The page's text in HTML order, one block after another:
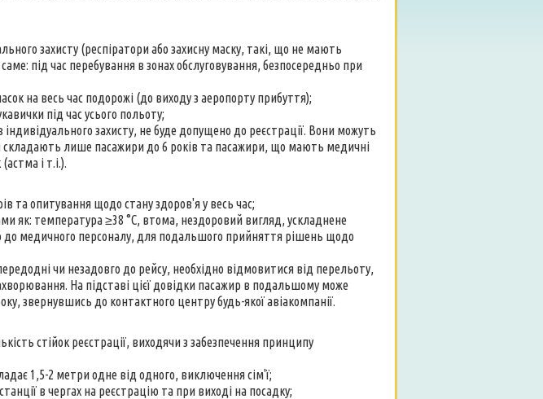
захисту (респіратори або захисну маску, такі, що не мають
під час перебування в зонах обслуговування, безпосередньо при
на весь час подорожі (до виходу з аеропорту прибуття);
під час усього польоту;
захисту, не буде допущено до реєстрації. Вони можуть
лише пасажири до 6 років та пасажири, що мають медичні
і т.і.).
та опитування щодо стану здоров'я у весь час;
як: температура ≥38 °С, втома, нездоровий вигляд, ускладнене
до медичного персоналу, для подальшого прийняття рішень щодо
чи незадовго до рейсу, необхідно відмовитися від перельоту,
На підставі цієї довідки пасажир в подальшому може
звернувшись до контактного центру будь-якої авіакомпанії.
стійок реєстрації, виходячи з забезпечення принципу
1,5-2 метри одне від одного, виключення сім'ї;
в чергах на реєстрацію та при виході на посадку;